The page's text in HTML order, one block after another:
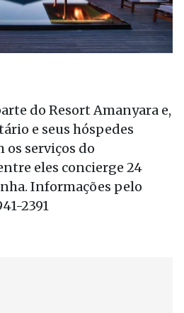
do Resort Amanyara e,
e seus hóspedes
os serviços do
eles concierge 24
Informações pelo
2391